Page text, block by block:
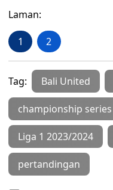
Laman:
1 2
Tag: Bali United
championship series
Liga 1 2023/2024
pertandingan